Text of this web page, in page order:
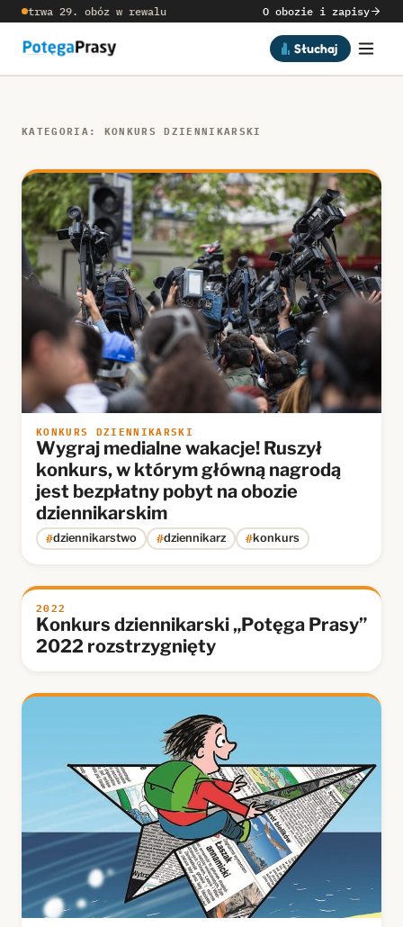
trwa 29. obóz w rewalu O obozie i zapisy
Słuchaj
KATEGORIA: KONKURS DZIENNIKARSKI
KONKURS DZIENNIKARSKI
Wygraj medialne wakacje! Ruszył
konkurs, w którym główną nagrodą
jest bezpłatny pobyt na obozie
dziennikarskim
#dziennikarstwo #dziennikarz #konkurs
2022
Konkurs dziennikarski „Potęga Prasy”
2022 rozstrzygnięty